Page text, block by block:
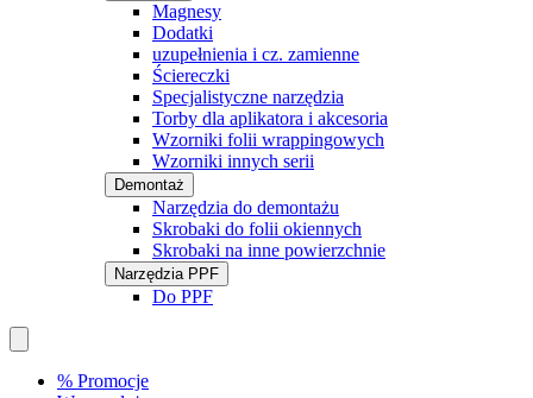
Magnesy
Dodatki
uzupełnienia i cz. zamienne
Ściereczki
Specjalistyczne narzędzia
Torby dla aplikatora i akcesoria
Wzorniki folii wrappingowych
Wzorniki innych serii
Demontaż
Narzędzia do demontażu
Skrobaki do folii okiennych
Skrobaki na inne powierzchnie
Narzędzia PPF
Do PPF
% Promocje